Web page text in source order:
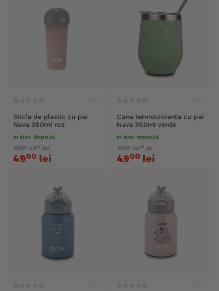
Sticla de plastic cu pai
Nava 380ml roz
in stoc depozit
PRP: 4901 lei
4900 lei
Cana termoizolanta cu pai
Nava 360ml verde
in stoc depozit
PRP: 4901 lei
4900 lei